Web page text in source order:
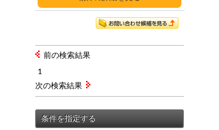
前の検索結果
1